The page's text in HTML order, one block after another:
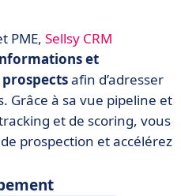
PME, Sellsy CRM
et
afin d’adresser
Grâce à sa vue pipeline et
et de scoring, vous
prospection et accélérez